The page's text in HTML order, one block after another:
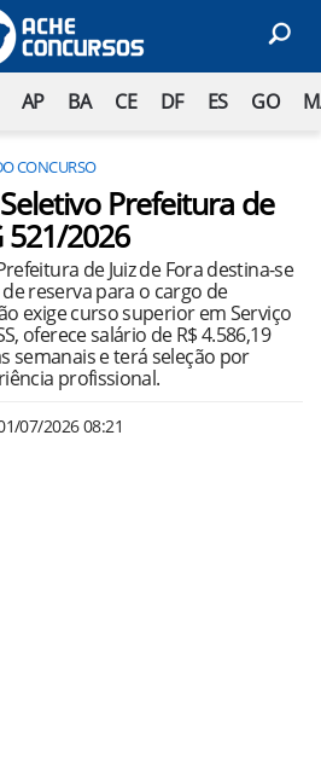
AP BA CE DF ES GO
CONCURSO
Prefeitura de
521/2026
de Juiz de Fora destina-se
reserva para o cargo de
exige curso superior em Serviço
oferece salário de R$ 4.586,19
semanais e terá seleção por
profissional.
07/2026 08:21